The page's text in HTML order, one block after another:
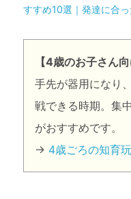
すすめ10選｜発達に合
【4歳のお子さん向
手先が器用になり
戦できる時期。集
がおすすめです。
→ 4歳ごろの知育